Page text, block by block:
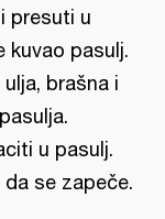
presuti u
kuvao pasulj.
brašna i
u pasulj.
se zapeče.